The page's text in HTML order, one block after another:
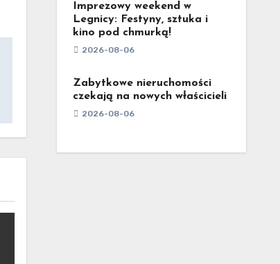
Imprezowy weekend w
Legnicy: Festyny, sztuka i
kino pod chmurką!
2026-08-06
Zabytkowe nieruchomości
czekają na nowych właścicieli
2026-08-06